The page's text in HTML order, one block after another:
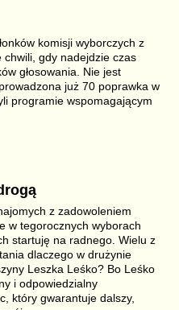
komisji wyborczych z
chwili, gdy nadejdzie czas
głosowania. Nie jest
już 70 poprawka w
programie wspomagającym
z zadowoleniem
w tegorocznych wyborach
startuję na radnego. Wielu z
dlaczego w drużynie
Leszka Leśko? Bo Leśko
i odpowiedzialny
który gwarantuje dalszy,